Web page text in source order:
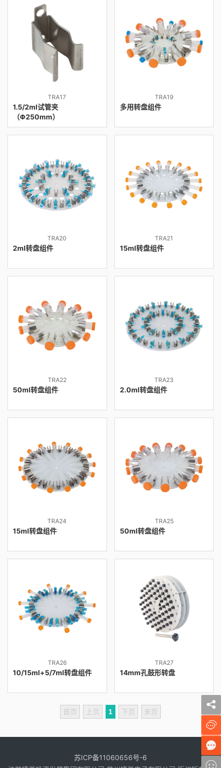
TRA17
1.5/2ml试管夹
（Φ250mm）
TRA19
多用转盘组件
TRA20
2ml转盘组件
TRA21
15ml转盘组件
TRA22
50ml转盘组件
TRA23
2.0ml转盘组件
TRA24
15ml转盘组件
TRA25
50ml转盘组件
TRA26
10/15ml+5/7ml转盘组件
TRA27
14mm孔鼓形转盘
首页 上页 1 下页 末页
苏ICP备11060656号-6